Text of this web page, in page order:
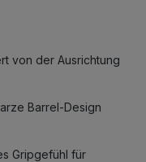
von der Ausrichtung
Barrel-Design
Gripgefühl für